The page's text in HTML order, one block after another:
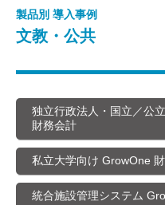
製品別 導入事例
文教・公共
独立行政法人・国立／公
財務会計
私立大学向け GrowOne
統合施設管理システム